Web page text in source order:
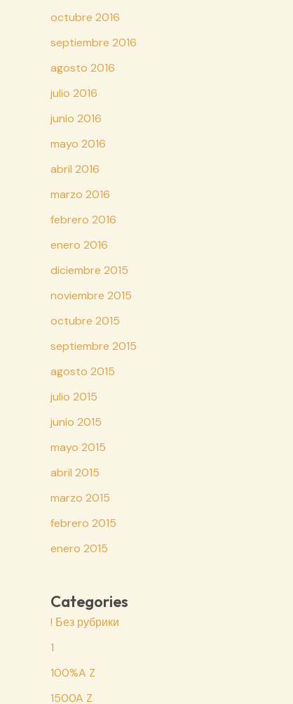
octubre 2016
septiembre 2016
agosto 2016
julio 2016
junio 2016
mayo 2016
abril 2016
marzo 2016
febrero 2016
enero 2016
diciembre 2015
noviembre 2015
octubre 2015
septiembre 2015
agosto 2015
julio 2015
junio 2015
mayo 2015
abril 2015
marzo 2015
febrero 2015
enero 2015
Categories
! Без рубрики
1
100%A Z
1500A Z